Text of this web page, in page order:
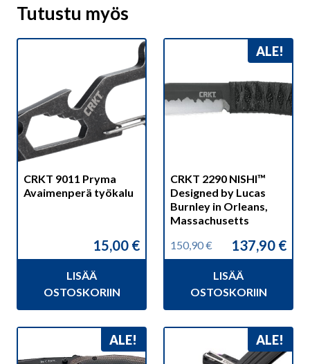
Tutustu myös
CRKT 9011 Pryma
Avaimenperä työkalu
15,00 €
LISÄÄ
OSTOSKORIIN
ALE!
CRKT 2290 NISHI™
Designed by Lucas
Burnley in Orleans,
Massachusetts
150,90€
Alkuperäinen
hinta
150,90 €.
137,90 €
Nykyinen
hinta
137,90 €.
LISÄÄ
OSTOSKORIIN
ALE! ALE!